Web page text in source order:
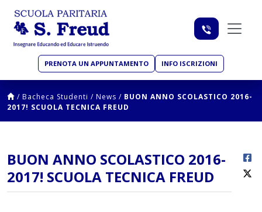
PRENOTA UN APPUNTAMENTO INFO ISCRIZIONI
/ Bacheca Studenti / News / BUON ANNO SCOLASTICO 2016-
2017! SCUOLA TECNICA FREUD
BUON ANNO SCOLASTICO 2016-
2017! SCUOLA TECNICA FREUD